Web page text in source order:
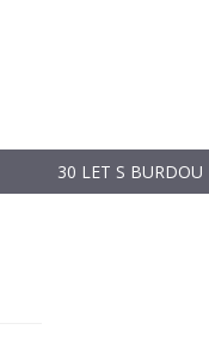
30 LET S BURDOU